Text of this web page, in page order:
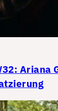
Ariana